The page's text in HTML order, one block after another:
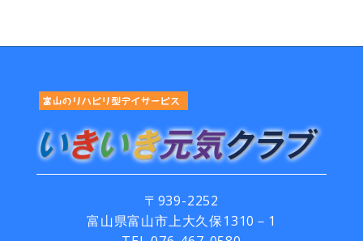
〒939-2252
富山県富山市上大久保1310－1